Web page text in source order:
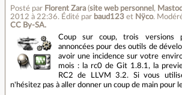
Posté par Florent Zara (site web personnel ,
2012 à 22:36. Édité par baud123 et Nÿco.
CC By‑SA.
Coup sur coup, trois versions
annoncées pour des outils de
avoir une incidence sur votre
mois : la rc0 de Git 1.8.1, la
RC2 de LLVM 3.2. Si vous
n'hésitez pas à aller donner un coup de main pour